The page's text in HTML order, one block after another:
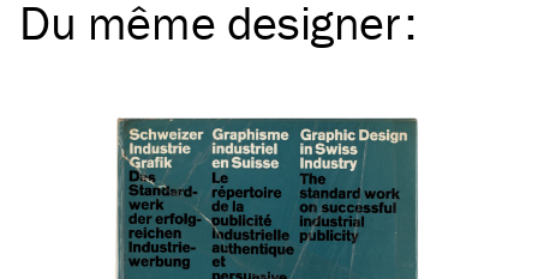
Du même designer: